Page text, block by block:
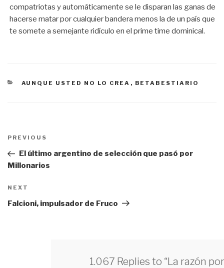
compatriotas y automáticamente se le disparan las ganas de
hacerse matar por cualquier bandera menos la de un país que
te somete a semejante ridículo en el prime time dominical.
CATEGORÍAS
AUNQUE USTED NO LO CREA , BETABESTIARIO
Navegación
entradas
Previous
Post
PREVIOUS
El último argentino de selección que pasó por
Millonarios
Next
Post
NEXT
Falcioni, impulsador de Fruco
1.067 Replies to “La razón